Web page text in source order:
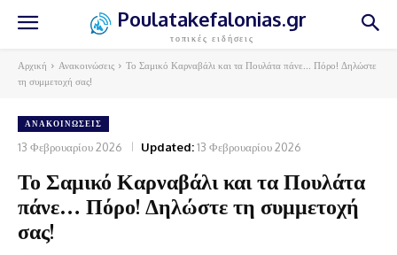
Poulatakefalonias.gr
τοπικές ειδήσεις
Αρχική Ανακοινώσεις
Το Σαμικό Καρναβάλι και τα Πουλάτα πάνε... Πόρο! Δηλώστε
τη συμμετοχή σας!
ΑΝΑΚΟΙΝΏΣΕΙΣ
13 Φεβρουαρίου 2026 Updated:13 Φεβρουαρίου 2026
Το Σαμικό Καρναβάλι και τα Πουλάτα
πάνε… Πόρο! Δηλώστε τη συμμετοχή
σας!